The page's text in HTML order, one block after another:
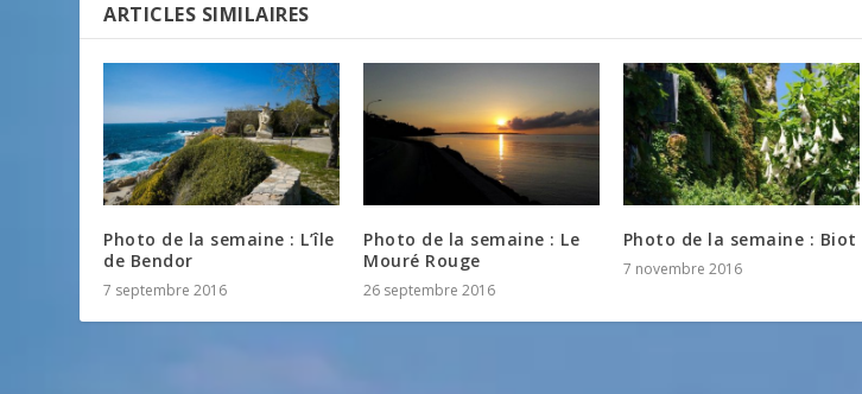
ARTICLES SIMILAIRES
Photo de la semaine : L’île
de Bendor
7 septembre 2016
Photo de la semaine : Le
Mouré Rouge
26 septembre 2016
Photo de la semaine : Biot
7 novembre 2016